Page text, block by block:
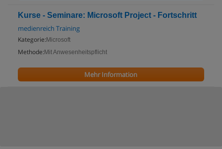
Kurse - Seminare: Microsoft Project - Fortschritt
medienreich Training
Kategorie: Microsoft
Methode: Mit Anwesenheitspflicht
Mehr Information